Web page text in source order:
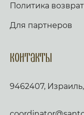
Политика
Для партнеров
Контакты
9462407,